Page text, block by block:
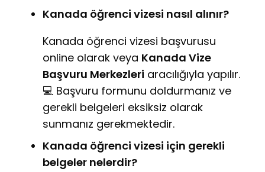
Kanada öğrenci vizesi nasıl alınır?
Kanada öğrenci vizesi başvurusu
online olarak veya Kanada Vize
Başvuru Merkezleri aracılığıyla yapılır.
💻 Başvuru formunu doldurmanız ve
gerekli belgeleri eksiksiz olarak
sunmanız gerekmektedir.
Kanada öğrenci vizesi için gerekli
belgeler nelerdir?